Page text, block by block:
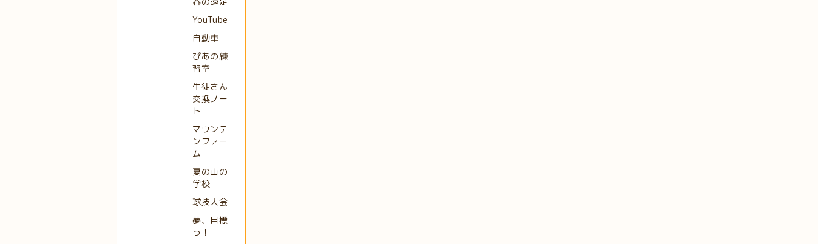
YouTube
自動車
ぴあの練
習室
生徒さん
交換ノー
ト
マウンテ
ンファー
ム
夏の山の
学校
球技大会
夢、目標
っ！